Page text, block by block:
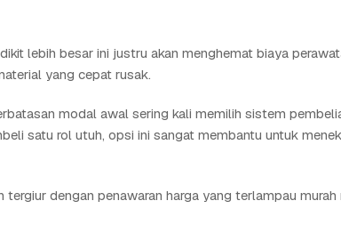
lebih besar ini justru akan menghemat biaya
yang cepat rusak.
modal awal sering kali memilih sistem
satu rol utuh, opsi ini sangat membantu untuk
dengan penawaran harga yang terlampau murah